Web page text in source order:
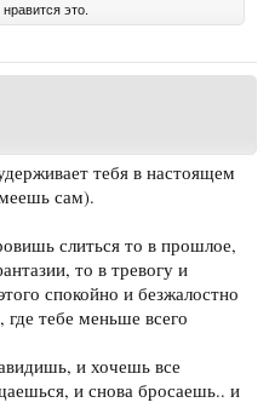
нравится это.
тебя в настоящем
сам).
слиться то в прошлое,
то в тревогу и
спокойно и безжалостно
где тебе меньше всего
и хочешь все
и снова бросаешь.. и